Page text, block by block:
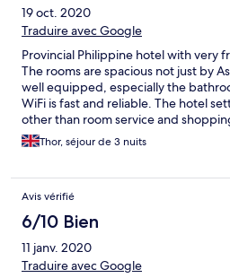
19 oct. 2020
Traduire avec Google
Provincial Philippine hotel with very
The rooms are spacious not just by
well equipped, especially the
WiFi is fast and reliable. The hotel
other than room service and
away. Also, inevitably, with the hotel
paddies, you will encounter various
there, not all rooms had a hot water
to you, you probably want to
Thor, séjour de 3 nuits
Avis vérifié
6/10 Bien
11 janv. 2020
Traduire avec Google